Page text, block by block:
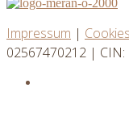
Impressum |
02567470212 | CIN: